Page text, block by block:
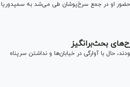
حضور او در جمع سرخ‌پوشان طی می‌شد به سمپدوریا
بحث‌برانگیز
حال با آوارگی در خیابان‌ها و نداشتن سرپناه